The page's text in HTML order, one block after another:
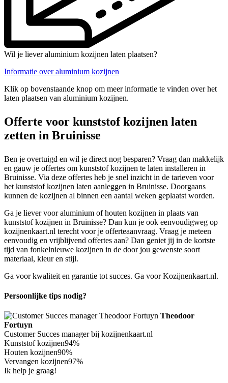
Wil je liever aluminium kozijnen laten plaatsen?
Informatie over aluminium kozijnen
Klik op bovenstaande knop om meer informatie te vinden over het
laten plaatsen van aluminium kozijnen.
Offerte voor kunststof kozijnen laten
zetten in Bruinisse
Ben je overtuigd en wil je direct nog besparen? Vraag dan makkelijk
en gauw je offertes om kunststof kozijnen te laten installeren in
Bruinisse. Via deze offertes heb je snel inzicht in de tarieven voor
het kunststof kozijnen laten aanleggen in Bruinisse. Doorgaans
kunnen de kozijnen al binnen een aantal weken geplaatst worden.
Ga je liever voor aluminium of houten kozijnen in plaats van
kunststof kozijnen in Bruinisse? Dan kun je ook eenvoudigweg op
kozijnenkaart.nl terecht voor je offerteaanvraag. Vraag je meteen
eenvoudig en vrijblijvend offertes aan? Dan geniet jij in de kortste
tijd van fonkelnieuwe kozijnen in de door jou gewenste soort
materiaal, kleur en stijl.
Ga voor kwaliteit en garantie tot succes. Ga voor Kozijnenkaart.nl.
Persoonlijke tips nodig?
Theodoor
Fortuyn
Customer Succes manager bij kozijnenkaart.nl
Kunststof kozijnen94%
Houten kozijnen90%
Vervangen kozijnen97%
Ik help je graag!